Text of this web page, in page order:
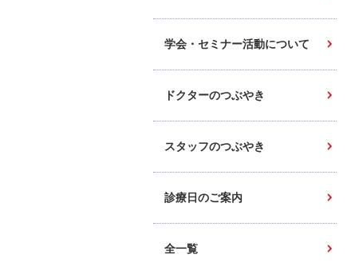
学会・セミナー活動について
ドクターのつぶやき
スタッフのつぶやき
診療日のご案内
全一覧